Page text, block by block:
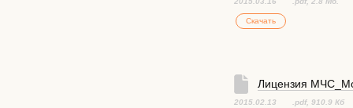
Скачать
Лицензия
2015.02.13 .pdf, 910.9 Кб